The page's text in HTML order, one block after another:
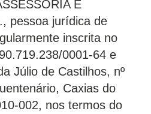
E
pessoa jurídica de
inscrita no
0001-64 e
Júlio de Castilhos, nº
Caxias do
002, nos termos do